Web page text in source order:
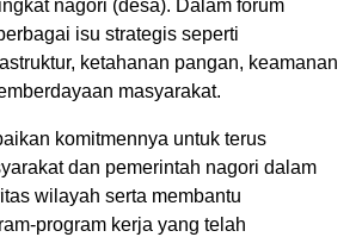
nagori (desa). Dalam forum
isu strategis seperti
ketahanan pangan, keamanan
masyarakat.
komitmennya untuk terus
dan pemerintah nagori dalam
wilayah serta membantu
program kerja yang telah